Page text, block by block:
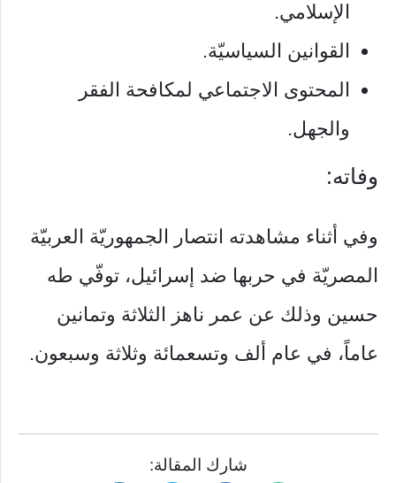
الإسلامي.
القوانين السياسيّة.
المحتوى الاجتماعي لمكافحة الفقر
والجهل.
وفاته:
وفي أثناء مشاهدته انتصار الجمهوريّة العربيّة
المصريّة في حربها ضد إسرائيل، توفّي طه
حسين وذلك عن عمر ناهز الثلاثة وتمانين
عاماً، في عام ألف وتسعمائة وثلاثة وسبعون.
شارك المقالة: